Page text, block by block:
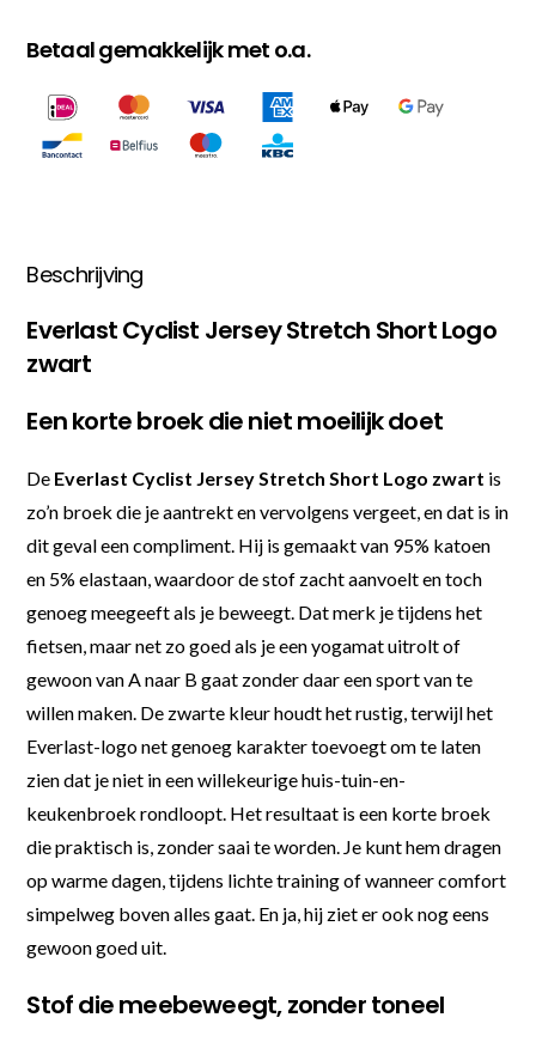
Betaal gemakkelijk met o.a.
Beschrijving
Everlast Cyclist Jersey Stretch Short Logo
zwart
Een korte broek die niet moeilijk doet
De Everlast Cyclist Jersey Stretch Short Logo zwart is
zo’n broek die je aantrekt en vervolgens vergeet, en dat is in
dit geval een compliment. Hij is gemaakt van 95% katoen
en 5% elastaan, waardoor de stof zacht aanvoelt en toch
genoeg meegeeft als je beweegt. Dat merk je tijdens het
fietsen, maar net zo goed als je een yogamat uitrolt of
gewoon van A naar B gaat zonder daar een sport van te
willen maken. De zwarte kleur houdt het rustig, terwijl het
Everlast-logo net genoeg karakter toevoegt om te laten
zien dat je niet in een willekeurige huis-tuin-en-
keukenbroek rondloopt. Het resultaat is een korte broek
die praktisch is, zonder saai te worden. Je kunt hem dragen
op warme dagen, tijdens lichte training of wanneer comfort
simpelweg boven alles gaat. En ja, hij ziet er ook nog eens
gewoon goed uit.
Stof die meebeweegt, zonder toneel